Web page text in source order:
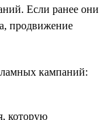
Если ранее они
продвижение
кампаний:
которую